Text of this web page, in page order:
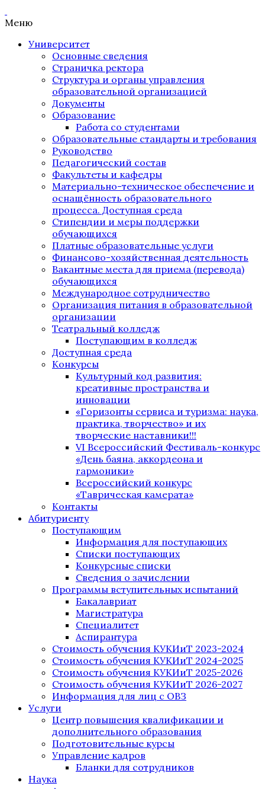
Меню
Университет
Основные сведения
Страничка ректора
Структура и органы управления
образовательной организацией
Документы
Образование
Работа со студентами
Образовательные стандарты и требования
Руководство
Педагогический состав
Факультеты и кафедры
Материально-техническое обеспечение и
оснащённость образовательного
процесса. Доступная среда
Стипендии и меры поддержки
обучающихся
Платные образовательные услуги
Финансово-хозяйственная деятельность
Вакантные места для приема (перевода)
обучающихся
Международное сотрудничество
Организация питания в образовательной
организации
Театральный колледж
Поступающим в колледж
Доступная среда
Конкурсы
Культурный код развития:
креативные пространства и
инновации
«Горизонты сервиса и туризма: наука,
практика, творчество» и их
творческие наставники!!!
VI Всероссийский Фестиваль-конкурс
«День баяна, аккордеона и
гармоники»
Всероссийский конкурс
«Таврическая камерата»
Контакты
Абитуриенту
Поступающим
Информация для поступающих
Списки поступающих
Конкурсные списки
Сведения о зачислении
Программы вступительных испытаний
Бакалавриат
Магистратура
Специалитет
Аспирантура
Стоимость обучения КУКИиТ 2023-2024
Стоимость обучения КУКИиТ 2024-2025
Стоимость обучения КУКИиТ 2025-2026
Стоимость обучения КУКИиТ 2026-2027
Информация для лиц с ОВЗ
Услуги
Центр повышения квалификации и
дополнительного образования
Подготовительные курсы
Управление кадров
Бланки для сотрудников
Наука